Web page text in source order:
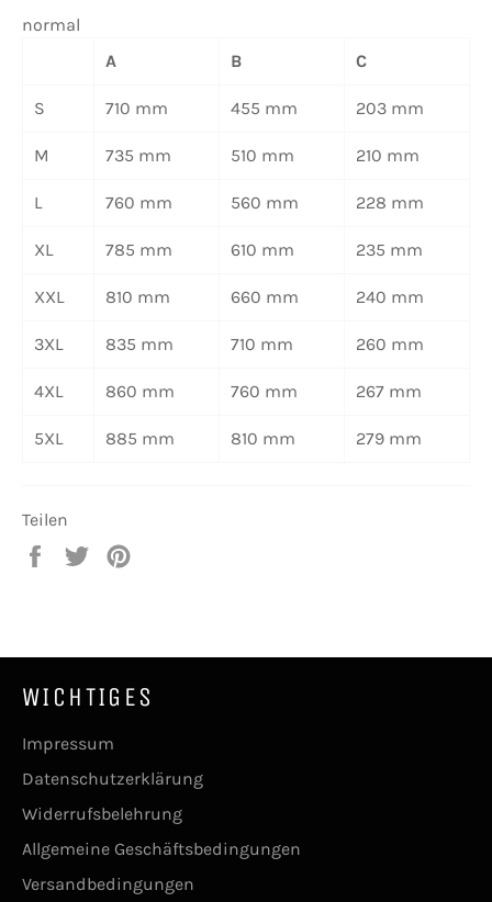
normal
A
B C
S 710 mm 455 mm 203 mm
M 735 mm 510 mm 210 mm
L 760 mm 560 mm 228 mm
XL 785 mm 610 mm 235 mm
XXL 810 mm 660 mm 240 mm
3XL 835 mm 710 mm 260 mm
4XL 860 mm 760 mm 267 mm
5XL 885 mm 810 mm 279 mm
Teilen
Auf
Auf
WICHTIGES
Impressum
Datenschutzerklärung
Widerrufsbelehrung
Allgemeine Geschäftsbedingungen
Versandbedingungen